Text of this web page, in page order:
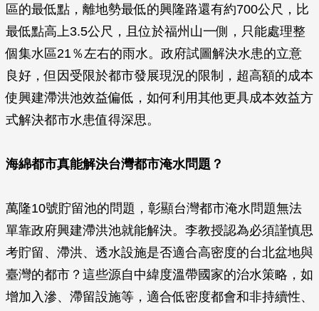
區的最低點，離地勢最低的興隆路還有約700公尺，比
最低點高上3.5公尺，且位於福州山一側，只能處理整
個集水區21％左右的雨水。政府試圖解決水患的立意
良好，但因受限於都市發展現況的限制，超高額的成本
使興建滯洪池效益偏低，如何利用其他更具成本效益方
式解決都市水患值得深思。
海綿都市真能解決台灣都市淹水問題？
萬隆10號貯留池的問題，彰顯台灣都市淹水問題無法
單靠政府興建滯洪池就能解決。李教授認為必須謹慎思
考貯留、滯洪、透水設施是否適合高密度的台北盆地與
臺灣的都市？這些源自中緯度溫帶國家的治水策略，如
增加入滲、滯留設施等，適合低密度都會和非持續性、